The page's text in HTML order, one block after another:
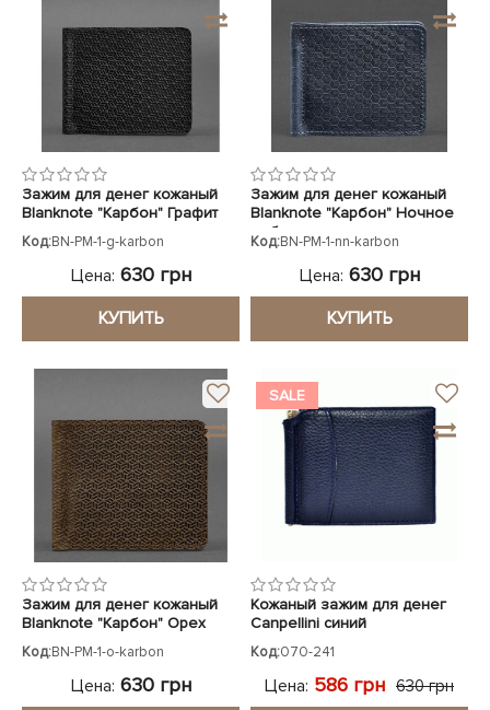
Зажим для денег кожаный
Blanknote "Карбон" Графит
Код:BN-PM-1-g-karbon
Цена: 630 грн
КУПИТЬ
Зажим для денег кожаный
Blanknote "Карбон" Ночное
небо
Код:BN-PM-1-nn-karbon
Цена: 630 грн
КУПИТЬ
Зажим для денег кожаный
Blanknote "Карбон" Орех
Код:BN-PM-1-o-karbon
Цена: 630 грн
SALE
Кожаный зажим для денег
Canpellini синий
Код:070-241
Цена: 586 грн 630 грн